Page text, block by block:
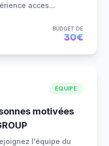
acces...
BUDGET DE
30€
ÉQUIPE
motivées
l'équipe du